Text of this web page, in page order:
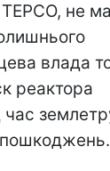
не
влада
реактора
час
пошкоджень.